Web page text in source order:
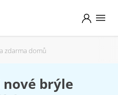
zdarma domů
brýle